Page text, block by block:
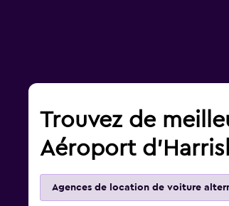
Trouvez de
Aéroport
Agences de location de voiture